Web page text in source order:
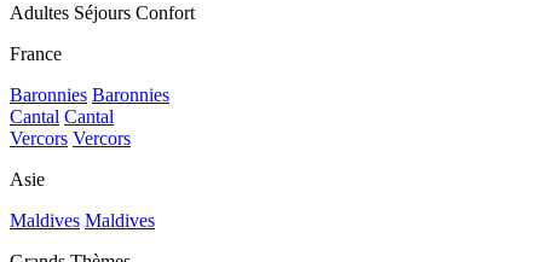
Adultes Séjours Confort
France
Baronnies Baronnies
Cantal Cantal
Vercors Vercors
Asie
Maldives Maldives